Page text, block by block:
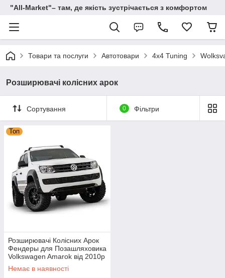
"All-Мarket"– там, де якість зустрічається з комфортом
Товари та послуги Автотовари 4x4 Tuning
Розширювачі колісних арок
Сортування 0 Фільтри
Топ
Розширювачі Колісних Арок
Фендеры для Позашляховика
Volkswagen Amarok від 2010р
арки
Немає в наявності